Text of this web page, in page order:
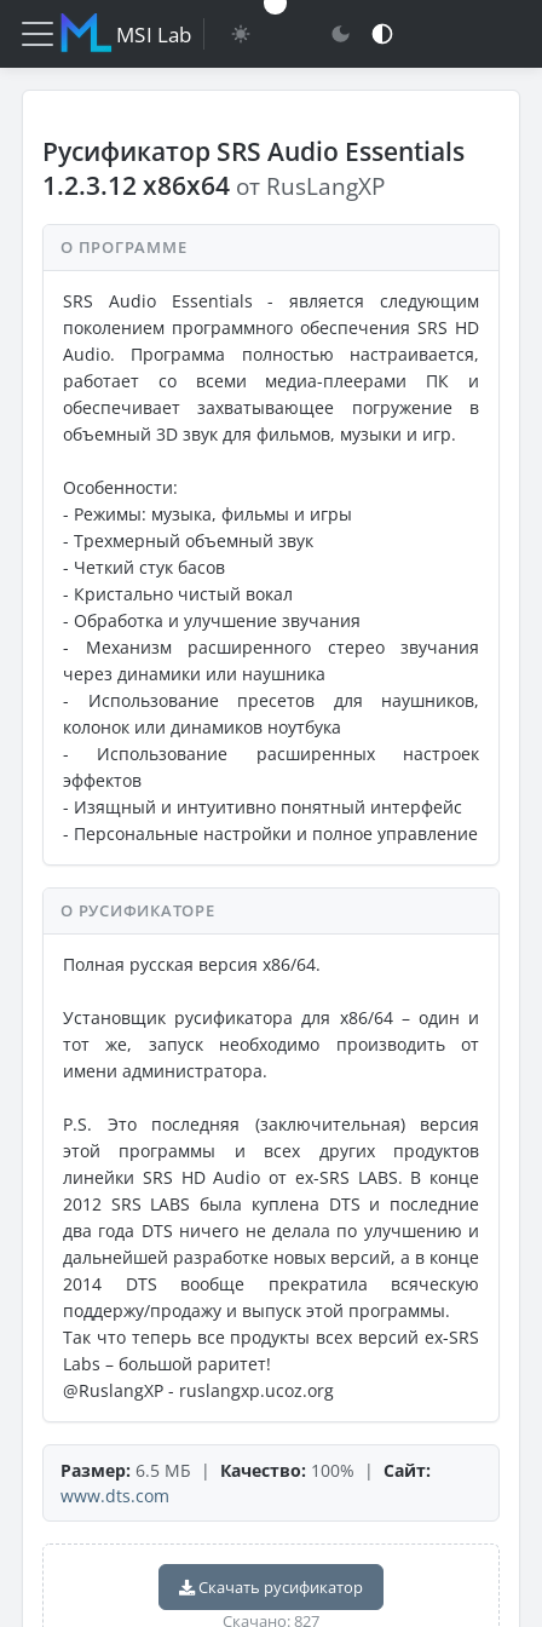
MSI Lab
Русификатор SRS Audio Essentials
1.2.3.12 x86x64 от RusLangXP
О ПРОГРАММЕ
SRS Audio Essentials - является следующим
поколением программного обеспечения SRS HD
Audio. Программа полностью настраивается,
работает со всеми медиа-плеерами ПК и
обеспечивает захватывающее погружение в
объемный 3D звук для фильмов, музыки и игр.
Особенности:
- Режимы: музыка, фильмы и игры
- Трехмерный объемный звук
- Четкий стук басов
- Кристально чистый вокал
- Обработка и улучшение звучания
- Механизм расширенного стерео звучания
через динамики или наушника
- Использование пресетов для наушников,
колонок или динамиков ноутбука
- Использование расширенных настроек
эффектов
- Изящный и интуитивно понятный интерфейс
- Персональные настройки и полное управление
О РУСИФИКАТОРЕ
Полная русская версия x86/64.
Установщик русификатора для x86/64 – один и
тот же, запуск необходимо производить от
имени администратора.
P.S. Это последняя (заключительная) версия
этой программы и всех других продуктов
линейки SRS HD Audio от ex-SRS LABS. В конце
2012 SRS LABS была куплена DTS и последние
два года DTS ничего не делала по улучшению и
дальнейшей разработке новых версий, а в конце
2014 DTS вообще прекратила всяческую
поддержу/продажу и выпуск этой программы.
Так что теперь все продукты всех версий ex-SRS
Labs – большой раритет!
@RuslangXP - ruslangxp.ucoz.org
Размер: 6.5 МБ | Качество: 100% | Сайт:
www.dts.com
Скачать русификатор
Скачано: 827